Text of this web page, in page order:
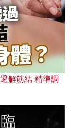
解筋結 精準調